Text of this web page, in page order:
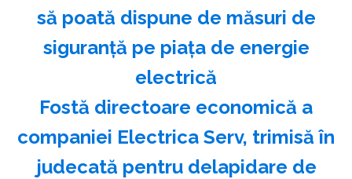
să poată dispune de măsuri de
siguranţă pe piaţa de energie
electrică
Fostă directoare economică a
companiei Electrica Serv, trimisă în
judecată pentru delapidare de